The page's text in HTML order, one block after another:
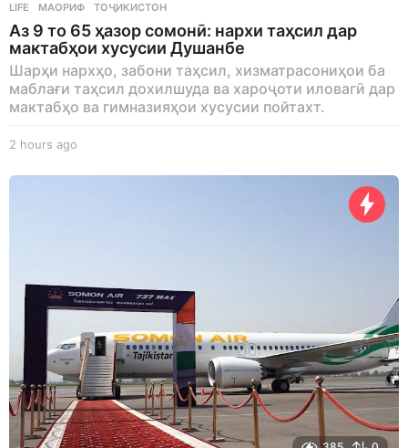
LIFE МАОРИФ ,ТОҶИКИСТОН
Аз 9 то 65 ҳазор сомонӣ: нархи таҳсил дар
мактабҳои хусусии Душанбе
Шарҳи нархҳо, забони таҳсил, хизматрасониҳои ба
маблағи таҳсил дохилшуда ва хароҷоти иловагӣ дар
мактабҳо ва гимназияҳои хусусии пойтахт.
2 hours ago
o